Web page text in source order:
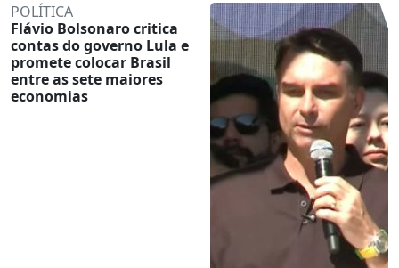
POLÍTICA
Flávio Bolsonaro critica
contas do governo Lula e
promete colocar Brasil
entre as sete maiores
economias